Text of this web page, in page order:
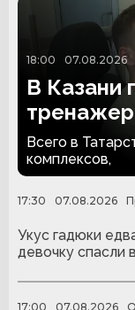
18:00 07.08.2026
В Казани
людей с
Всего в
комплексов,
17:30 07.08.2026
Укус гадюки
девочку
17:00 07.08.2026